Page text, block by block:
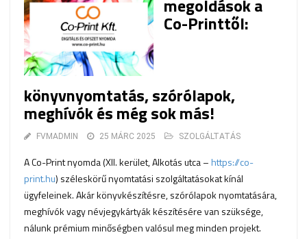
megoldások a
Co-Printtől:
könyvnyomtatás, szórólapok,
meghívók és még sok más!
FVMADMIN 25 MÁRC 2025 SZOLGÁLTATÁS
A Co-Print nyomda (XII. kerület, Alkotás utca –https://co-
print.hu) széleskörű nyomtatási szolgáltatásokat kínál
ügyfeleinek. Akár könyvkészítésre, szórólapok nyomtatására,
meghívók vagy névjegykártyák készítésére van szüksége,
nálunk prémium minőségben valósul meg minden projekt.